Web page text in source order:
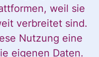
weil sie
verbreitet sind.
Nutzung eine
eigenen Daten.